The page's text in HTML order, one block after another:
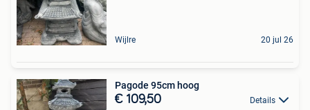
Wijlre 20 jul 26
Pagode 95cm hoog
€ 109,50 Details